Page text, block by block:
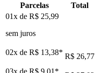
Parcelas
Total
01x de R$ 25,99
sem juros
02x de R$ 13,38* R$ 26,77